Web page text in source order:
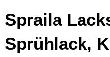
Spraila
Sprühlack,